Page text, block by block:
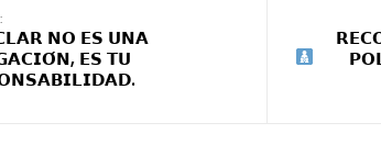
𝗡𝗢 𝗘𝗦 𝗨𝗡𝗔
𝗘𝗦 𝗧𝗨